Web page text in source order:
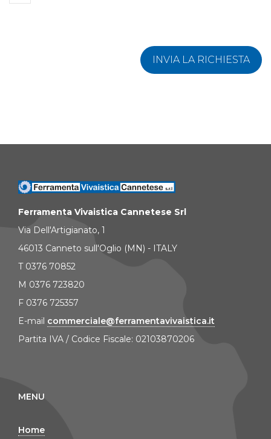
INVIA LA RICHIESTA
Ferramenta Vivaistica Cannetese Srl
Via Dell'Artigianato, 1
46013 Canneto sull'Oglio (MN) - ITALY
T 0376 70852
M 0376 723820
F 0376 725357
E-mail commerciale@ferramentavivaistica.it
Partita IVA / Codice Fiscale: 02103870206
MENU
Home